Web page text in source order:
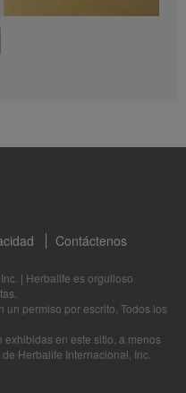
1
1:06
personal
1:05
de Herbalife24® Prepare.
Contáctenos
| Herbalife es orgulloso
permiso por escrito. Todos los
en este sitio, a menos
Herbalife Internacional, Inc.